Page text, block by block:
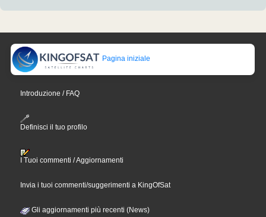
Pagina iniziale
Introduzione / FAQ
Definisci il tuo profilo
I Tuoi commenti / Aggiornamenti
Invia i tuoi commenti/suggerimenti a KingOfSat
Gli aggiornamenti più recenti (News)